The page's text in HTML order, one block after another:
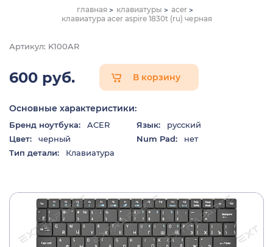
главная клавиатуры
acer
клавиатура acer aspire 1830t (ru) черная
Артикул: K100AR
600 руб. В корзину
Основные характеристики:
Бренд ноутбука: ACER Язык:
русский
Цвет:
черный Num Pad:
нет
Тип детали:
Клавиатура